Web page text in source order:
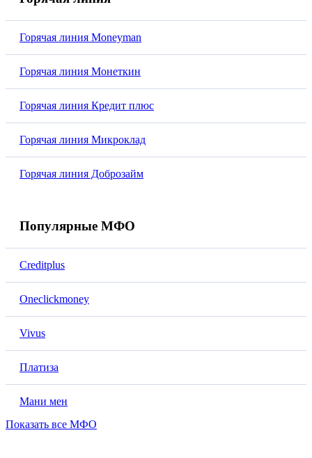
Горячая линия Moneyman
Горячая линия Монеткин
Горячая линия Кредит плюс
Горячая линия Микроклад
Горячая линия Доброзайм
Популярные МФО
Creditplus
Oneclickmoney
Vivus
Платиза
Мани мен
Показать все МФО